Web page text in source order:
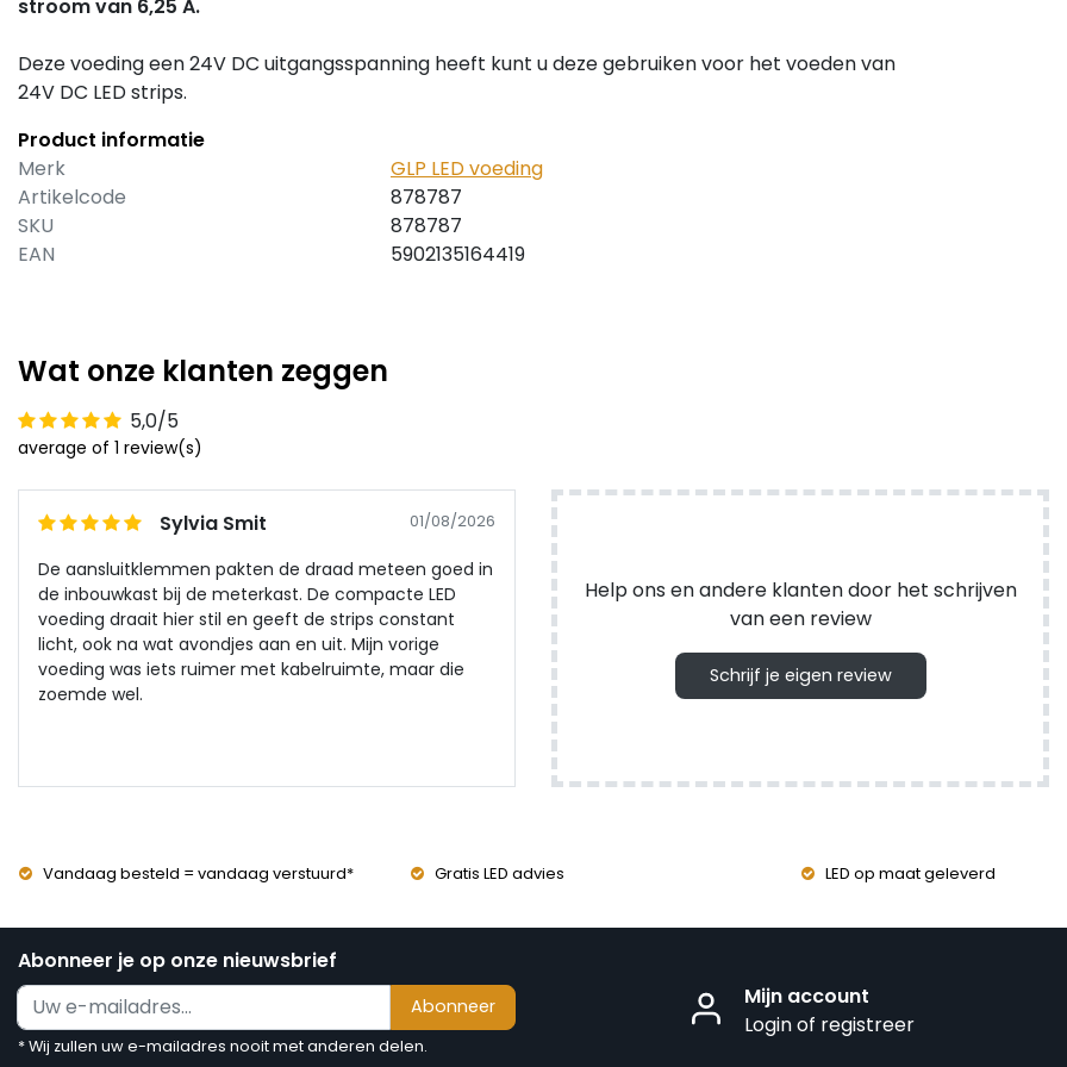
stroom van 6,25 A.
Deze voeding een 24V DC uitgangsspanning heeft kunt u deze gebruiken voor het voeden van
24V DC LED strips.
Product informatie
Merk
GLP LED voeding
Artikelcode
878787
SKU
878787
EAN
5902135164419
Wat onze klanten zeggen
5,0/5
average of 1 review(s)
Sylvia Smit 01/08/2026
De aansluitklemmen pakten de draad meteen goed in
de inbouwkast bij de meterkast. De compacte LED
voeding draait hier stil en geeft de strips constant
licht, ook na wat avondjes aan en uit. Mijn vorige
voeding was iets ruimer met kabelruimte, maar die
zoemde wel.
Help ons en andere klanten door het schrijven
van een review
Schrijf je eigen review
Vandaag besteld = vandaag verstuurd* Gratis LED advies LED op maat geleverd
Abonneer je op onze nieuwsbrief
Abonneer
* Wij zullen uw e-mailadres nooit met anderen delen.
Mijn account
Login of registreer